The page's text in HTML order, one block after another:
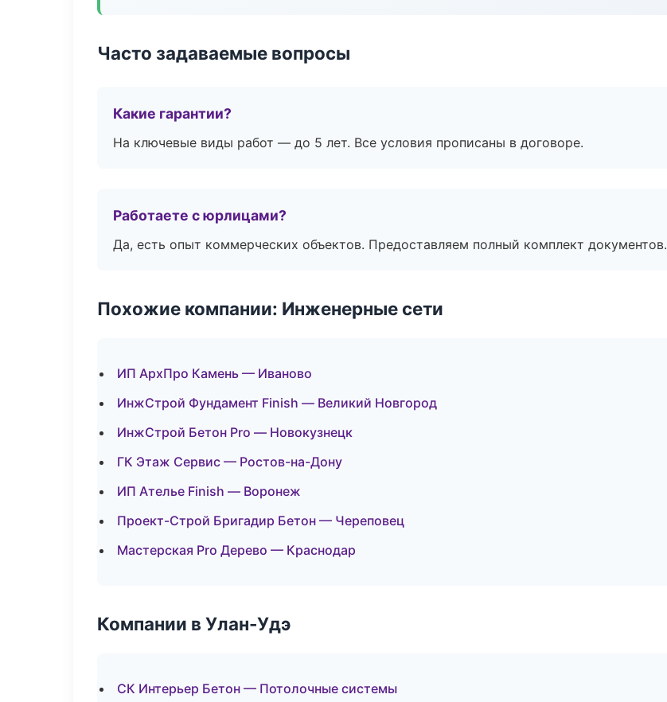
Часто задаваемые вопросы
Какие гарантии?
На ключевые виды работ — до 5 лет. Все условия прописаны в договоре.
Работаете с юрлицами?
Да, есть опыт коммерческих объектов. Предоставляем полный комплект документов.
Похожие компании: Инженерные сети
ИП АрхПро Камень — Иваново
ИнжСтрой Фундамент Finish — Великий Новгород
ИнжСтрой Бетон Pro — Новокузнецк
ГК Этаж Сервис — Ростов-на-Дону
ИП Ателье Finish — Воронеж
Проект-Строй Бригадир Бетон — Череповец
Мастерская Pro Дерево — Краснодар
Компании в Улан-Удэ
СК Интерьер Бетон — Потолочные системы